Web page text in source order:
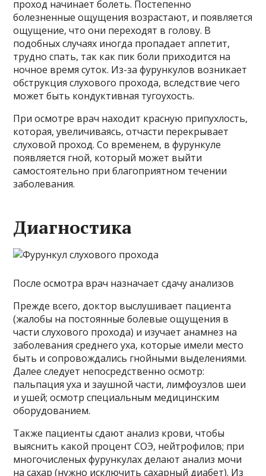
проход начинает болеть. Постепенно
болезненные ощущения возрастают, и появляется
ощущение, что они переходят в голову. В
подобных случаях иногда пропадает аппетит,
трудно спать, так как пик боли приходится на
ночное время суток. Из-за фурункулов возникает
обструкция слухового прохода, вследствие чего
может быть кондуктивная тугоухость.
При осмотре врач находит красную припухлость,
которая, увеличиваясь, отчасти перекрывает
слуховой проход. Со временем, в фурункуле
появляется гной, который может выйти
самостоятельно при благоприятном течении
заболевания.
Диагностика
После осмотра врач назначает сдачу анализов
Прежде всего, доктор выслушивает пациента
(жалобы на постоянные болевые ощущения в
части слухового прохода) и изучает анамнез на
заболевания среднего уха, которые имели место
быть и сопровождались гнойными выделениями.
Далее следует непосредственно осмотр:
пальпация уха и заушной части, лимфоузлов шеи
и ушей; осмотр специальным медицинским
оборудованием.
Также пациенты сдают анализ крови, чтобы
выяснить какой процент СОЭ, нейтрофилов; при
многочисленых фурункулах делают анализ мочи
на сахар (нужно исключить сахарный диабет). Из